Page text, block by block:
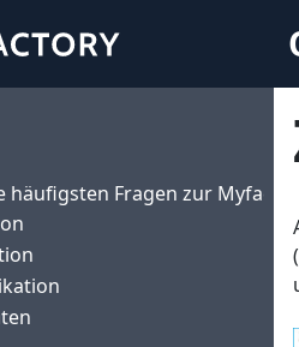
häufigsten Fragen zur Myfactory